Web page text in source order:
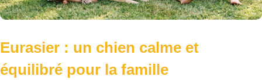
Eurasier : un chien calme et
équilibré pour la famille